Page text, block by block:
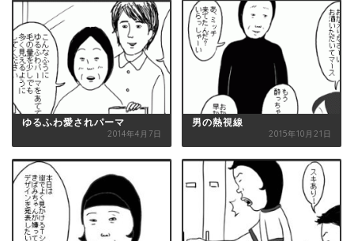
ゆるふわ愛されパーマ
2014年4月7日
男の熱視線
2015年10月21日